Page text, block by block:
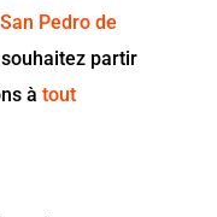
San Pedro de
partir
à tout